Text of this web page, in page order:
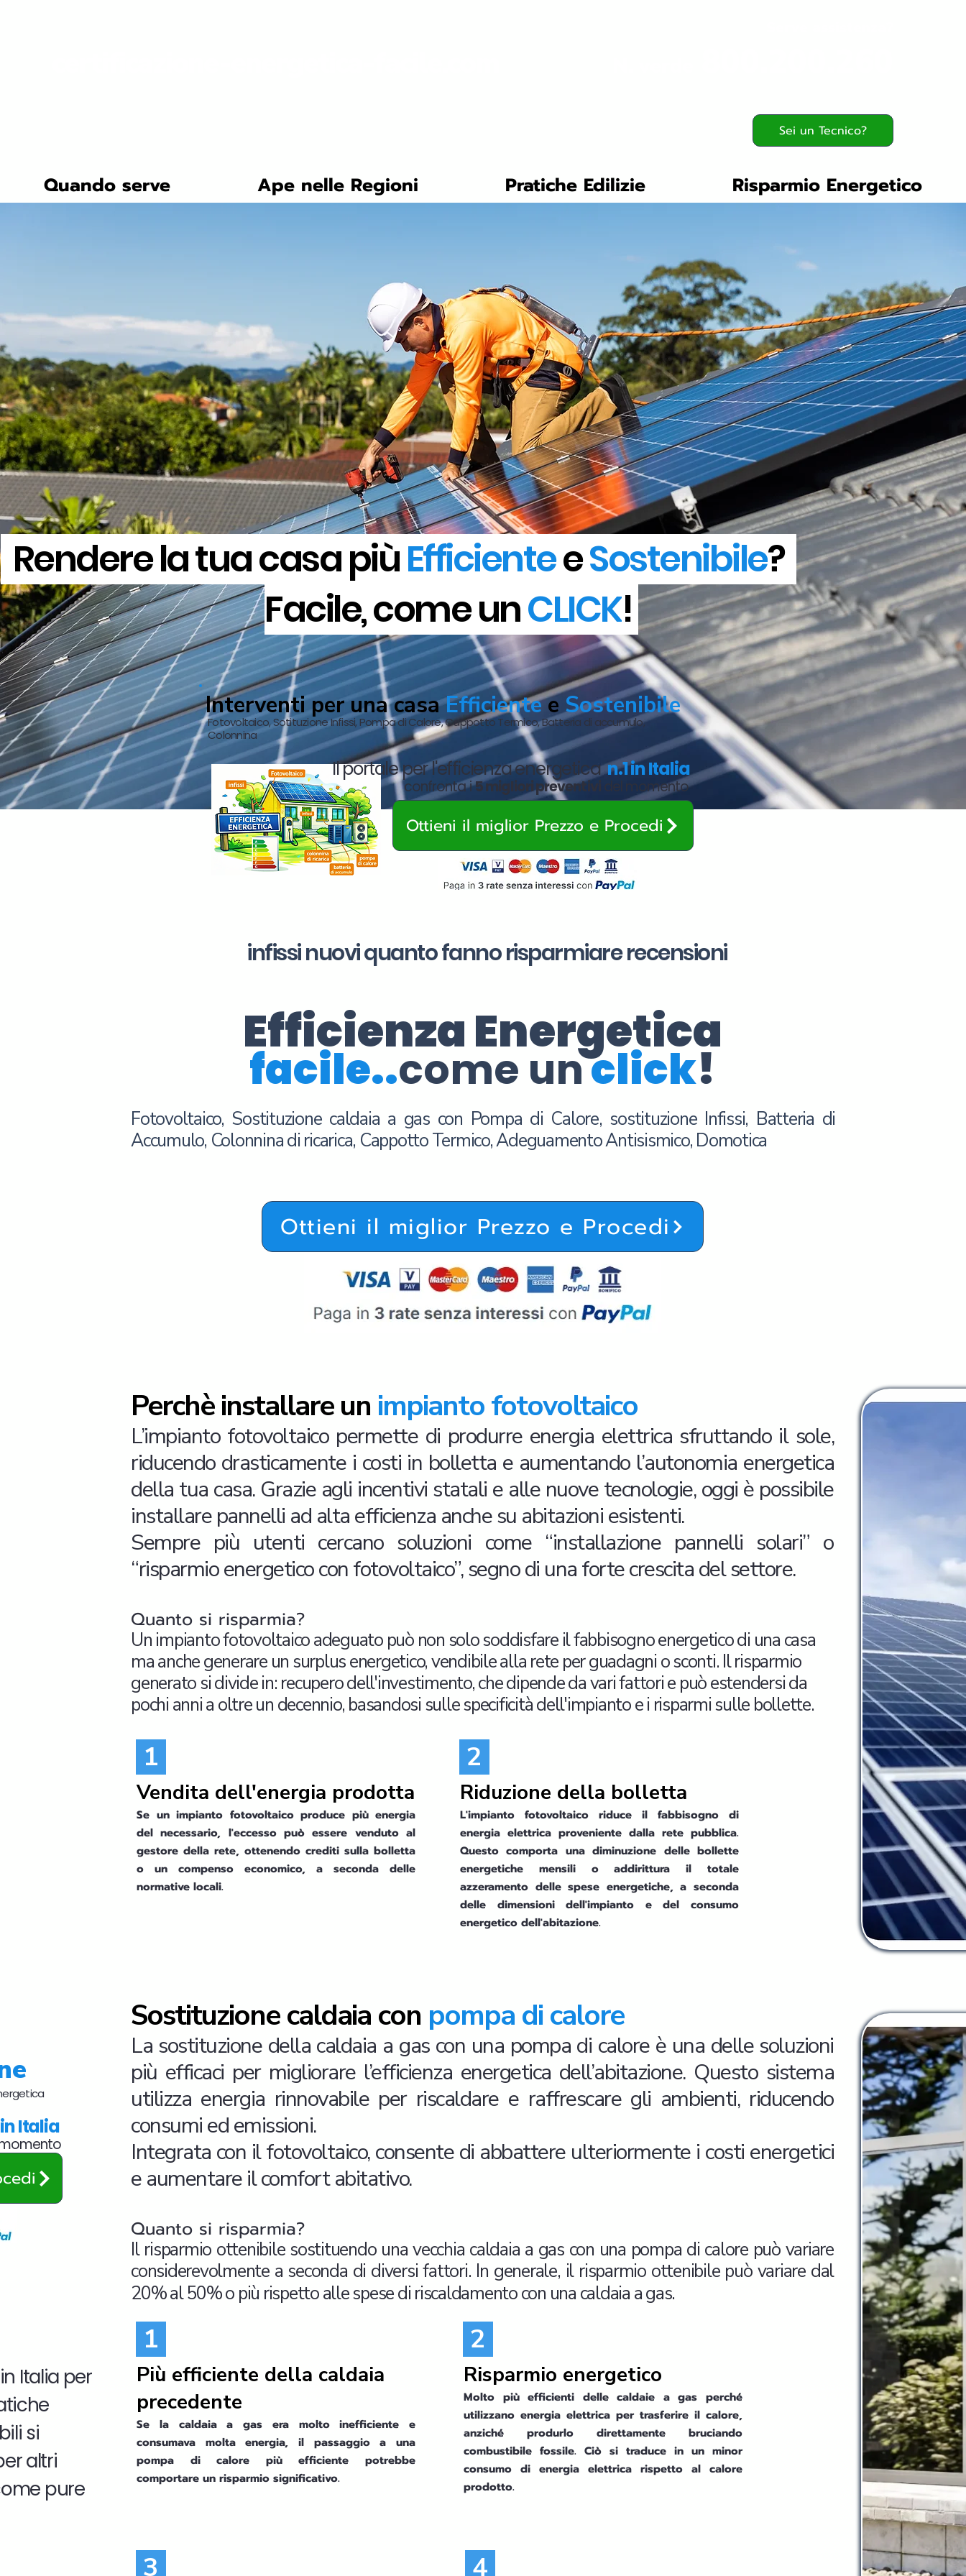
Sei un Tecnico?
in Italia
Italia per
si
altri
pure
Rendere la tua casa piùEfficienteeSostenibile?
Facile, come unCLICK!
Interventi per una casaEfficienteeSostenibile
Fotovoltaico, Sotituzione Infissi, Pompa di Calore, Cappotto Termico, Batteria di accumulo,
Colonnina
Il portale per l'efficienza energetican.1 in Italia
confronta i5 migliori preventivi del momento
Ottieni il miglior Prezzo e Procedi
infissi nuovi quanto fanno risparmiare recensioni
Efficienza Energetica
facile..come unclick!
Fotovoltaico, Sostituzione caldaia a gas con Pompa di Calore, sostituzione Infissi, Batteria di
Accumulo, Colonnina di ricarica, Cappotto Termico, Adeguamento Antisismico, Domotica
Ottieni il miglior Prezzo e Procedi
Perchè installare un impianto fotovoltaico
L’impianto fotovoltaico permette di produrre energia elettrica sfruttando il sole,
riducendo drasticamente i costi in bolletta e aumentando l’autonomia energetica
della tua casa. Grazie agli incentivi statali e alle nuove tecnologie, oggi è possibile
installare pannelli ad alta efficienza anche su abitazioni esistenti.
Sempre più utenti cercano soluzioni come “installazione pannelli solari” o
“risparmio energetico con fotovoltaico”, segno di una forte crescita del settore.
Quanto si risparmia?
Un impianto fotovoltaico adeguato può non solo soddisfare il fabbisogno energetico di una casa
ma anche generare un surplus energetico, vendibile alla rete per guadagni o sconti. Il risparmio
generato si divide in: recupero dell'investimento, che dipende da vari fattori e può estendersi da
pochi anni a oltre un decennio, basandosi sulle specificità dell'impianto e i risparmi sulle bollette.
Sostituzione caldaia con pompa di calore
La sostituzione della caldaia a gas con una pompa di calore è una delle soluzioni
più efficaci per migliorare l’efficienza energetica dell’abitazione. Questo sistema
utilizza energia rinnovabile per riscaldare e raffrescare gli ambienti, riducendo
consumi ed emissioni.
Integrata con il fotovoltaico, consente di abbattere ulteriormente i costi energetici
e aumentare il comfort abitativo.
Quanto si risparmia?
Il risparmio ottenibile sostituendo una vecchia caldaia a gas con una pompa di calore può variare
considerevolmente a seconda di diversi fattori. In generale, il risparmio ottenibile può variare dal
20% al 50% o più rispetto alle spese di riscaldamento con una caldaia a gas.
1
Vendita dell'energia prodotta
Se un impianto fotovoltaico produce più energia
del necessario, l'eccesso può essere venduto al
gestore della rete, ottenendo crediti sulla bolletta
o un compenso economico, a seconda delle
normative locali.
2
Riduzione della bolletta
L'impianto fotovoltaico riduce il fabbisogno di
energia elettrica proveniente dalla rete pubblica.
Questo comporta una diminuzione delle bollette
energetiche mensili o addirittura il totale
azzeramento delle spese energetiche, a seconda
delle dimensioni dell'impianto e del consumo
energetico dell'abitazione.
1
Più efficiente della caldaia
precedente
Se la caldaia a gas era molto inefficiente e
consumava molta energia, il passaggio a una
pompa di calore più efficiente potrebbe
comportare un risparmio significativo.
2
Risparmio energetico
Molto più efficienti delle caldaie a gas perché
utilizzano energia elettrica per trasferire il calore,
anziché produrlo direttamente bruciando
combustibile fossile. Ciò si traduce in un minor
consumo di energia elettrica rispetto al calore
prodotto.
3 4
Quando serve Ape nelle Regioni Pratiche Edilizie Risparmio Energetico